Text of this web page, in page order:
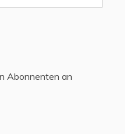
Abonnenten an